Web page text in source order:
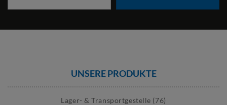
UNSERE PRODUKTE
Lager- & Transportgestelle (76)